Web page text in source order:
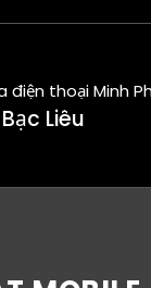
điện thoại Minh
Liêu